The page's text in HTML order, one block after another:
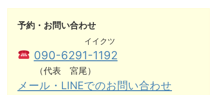
予約・お問い合わせ
イイクツ
090-6291-1192
（代表 宮尾）
メール・LINEでのお問い合わせ